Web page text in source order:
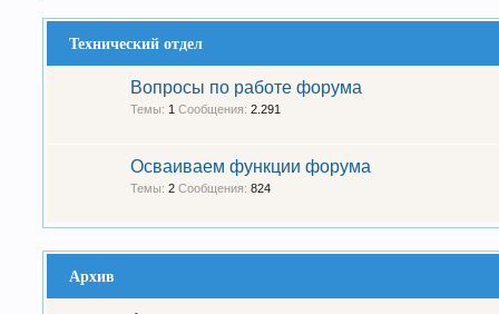
Технический отдел
Вопросы по работе форума
Темы: 1 Сообщения: 2.291
Осваиваем функции форума
Темы: 2 Сообщения: 824
Архив